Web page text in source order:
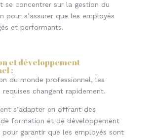
se concentrer sur la gestion du
pour s’assurer que les employés
et performants.
et développement
:
du monde professionnel, les
changent rapidement.
s’adapter en offrant des
formation et de développement
pour garantir que les employés sont